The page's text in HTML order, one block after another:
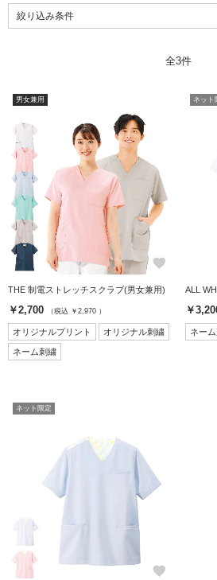
絞り込み条件
全3件
男女兼用
favorite
THE 制電ストレッチスクラブ(男女兼用)
￥2,700 （税込 ￥2,970 ）
オリジナルプリント オリジナル刺繍
ネーム刺繍
ネット
ALL
￥
ネー
ネット限定
favorite